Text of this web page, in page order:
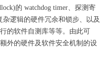
的 watchdog timer、探测寄
逻辑的硬件冗余和锁步、以及
的软件自测库等等。由此可
外的硬件及软件安全机制的设